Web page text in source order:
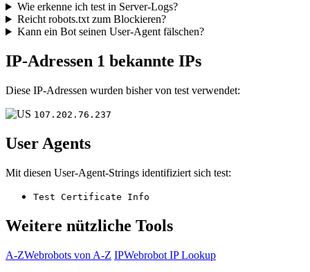
Wie erkenne ich test in Server-Logs?
Reicht robots.txt zum Blockieren?
Kann ein Bot seinen User-Agent fälschen?
IP-Adressen 1 bekannte IPs
Diese IP-Adressen wurden bisher von test verwendet:
107.202.76.237
User Agents
Mit diesen User-Agent-Strings identifiziert sich test:
Test Certificate Info
Weitere nützliche Tools
A-ZWebrobots von A-Z IPWebrobot IP Lookup